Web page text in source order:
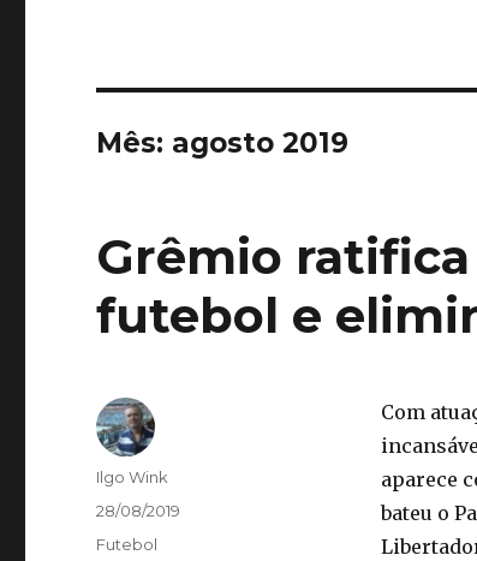
Mês: agosto 2019
Grêmio
futebol e
Com
aparece
bateu o
Autor
Ilgo Wink
Publicado
28/08/2019
Categorias
Futebol